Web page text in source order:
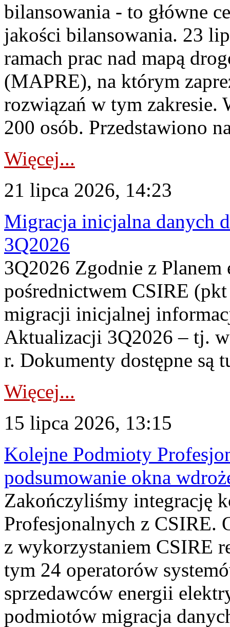
bilansowania - to główne
jakości bilansowania. 23
ramach prac nad mapą
(MAPRE), na którym
rozwiązań w tym zakresie.
200 osób. Przedstawiono
Więcej...
21 lipca 2026, 14:23
Migracja inicjalna danych
3Q2026
3Q2026 Zgodnie z
pośrednictwem CSIRE
migracji inicjalnej
Aktualizacji 3Q2026 – tj.
r. Dokumenty dostępne są
Więcej...
15 lipca 2026, 13:15
Kolejne Podmioty
podsumowanie okna
Zakończyliśmy integrację
Profesjonalnych z CSIRE.
z wykorzystaniem CSIRE
tym 24 operatorów
sprzedawców energii
podmiotów migracja